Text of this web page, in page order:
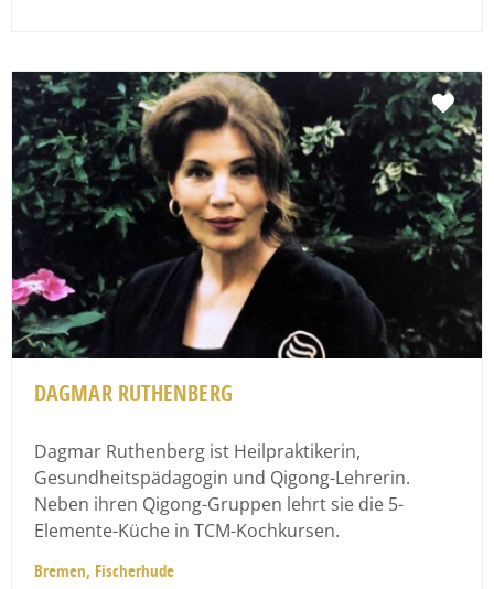
DAGMAR RUTHENBERG
Dagmar Ruthenberg ist Heilpraktikerin,
Gesundheitspädagogin und Qigong-Lehrerin.
Neben ihren Qigong-Gruppen lehrt sie die 5-
Elemente-Küche in TCM-Kochkursen.
Bremen, Fischerhude